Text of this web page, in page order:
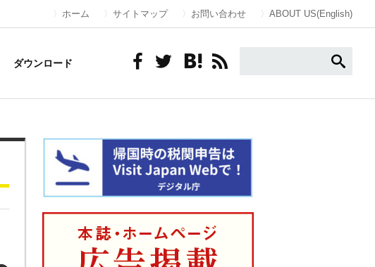
ホーム サイトマップ お問い合わせ ABOUT US(English)
ダウンロード